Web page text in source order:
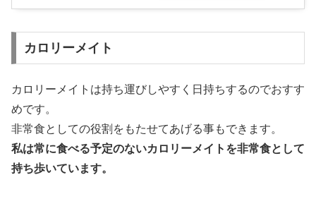
カロリーメイト
カロリーメイトは持ち運びしやすく日持ちするのでおすす
めです。
非常食としての役割をもたせてあげる事もできます。
私は常に食べる予定のないカロリーメイトを非常食として
持ち歩いています。